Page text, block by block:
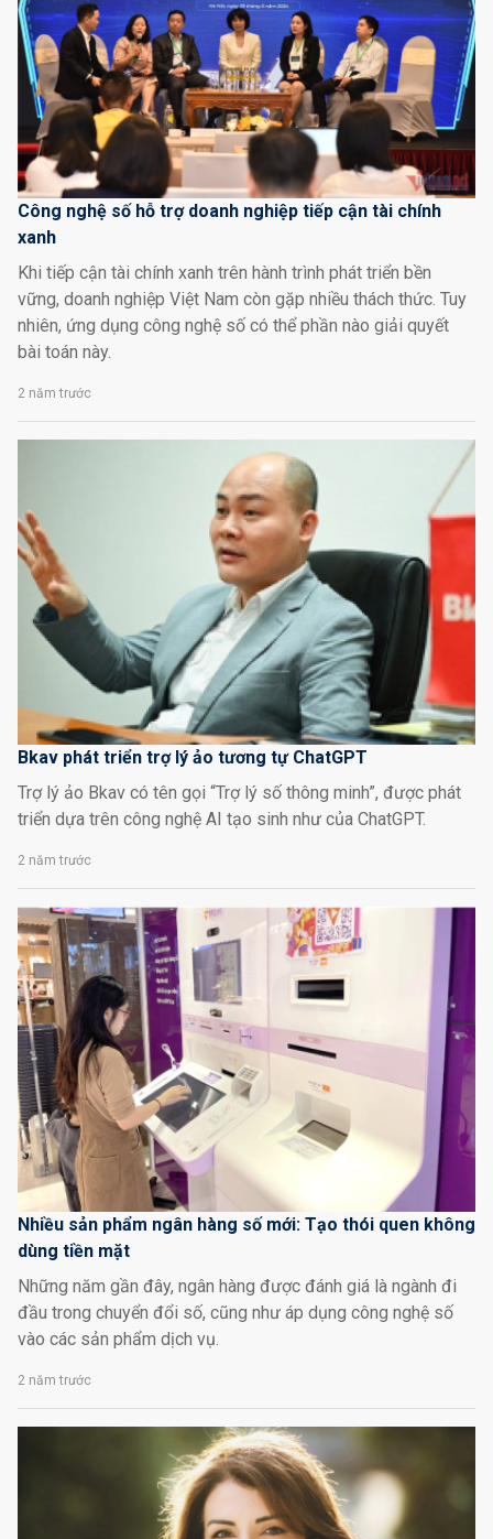
Công nghệ số hỗ trợ doanh nghiệp tiếp cận tài chính
xanh
Khi tiếp cận tài chính xanh trên hành trình phát triển bền
vững, doanh nghiệp Việt Nam còn gặp nhiều thách thức. Tuy
nhiên, ứng dụng công nghệ số có thể phần nào giải quyết
bài toán này.
2 năm trước
Bkav phát triển trợ lý ảo tương tự ChatGPT
Trợ lý ảo Bkav có tên gọi “Trợ lý số thông minh”, được phát
triển dựa trên công nghệ AI tạo sinh như của ChatGPT.
2 năm trước
Nhiều sản phẩm ngân hàng số mới: Tạo thói quen không
dùng tiền mặt
Những năm gần đây, ngân hàng được đánh giá là ngành đi
đầu trong chuyển đổi số, cũng như áp dụng công nghệ số
vào các sản phẩm dịch vụ.
2 năm trước